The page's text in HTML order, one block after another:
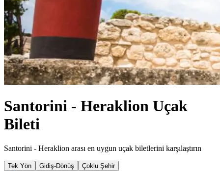
Santorini - Heraklion Uçak
Bileti
Santorini - Heraklion arası en uygun uçak biletlerini karşılaştırın
Tek Yön Gidiş-Dönüş Çoklu Şehir